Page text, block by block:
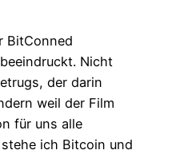
BitConned
Nicht
der darin
weil der Film
für uns alle
ich Bitcoin und